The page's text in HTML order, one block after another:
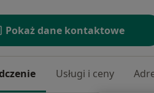
Pokaż dane kontaktowe
Usługi i ceny